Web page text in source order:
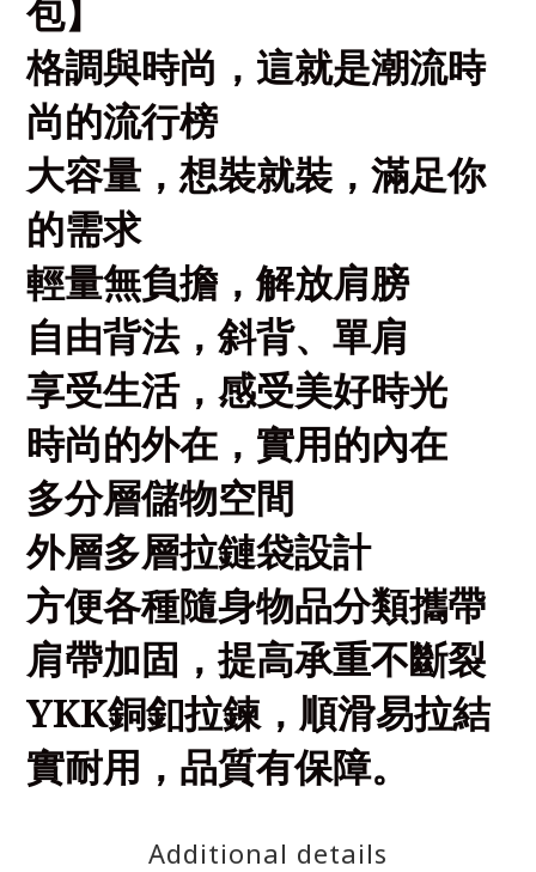
包】
格調與時尚，這就是潮流時
尚的流行榜
大容量，想裝就裝，滿足你
的需求
輕量無負擔，解放肩膀
自由背法，斜背、單肩
享受生活，感受美好時光
時尚的外在，實用的內在
多分層儲物空間
外層多層拉鏈袋設計
方便各種隨身物品分類攜帶
肩帶加固，提高承重不斷裂
YKK銅釦拉鍊，順滑易拉結
實耐用，品質有保障。
Additional details